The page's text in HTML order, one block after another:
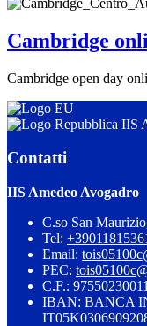
Cambridge
Cambridge open day
IIS
Contatti
IIS Amedeo Avogadro
C.so San
Tel:
Email:
PEC:
C.F.: 97550230011
IBAN: BANCA